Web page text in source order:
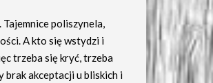
Tajemnice poliszynela,
A kto się wstydzi i
trzeba się kryć, trzeba
brak akceptacji u bliskich i